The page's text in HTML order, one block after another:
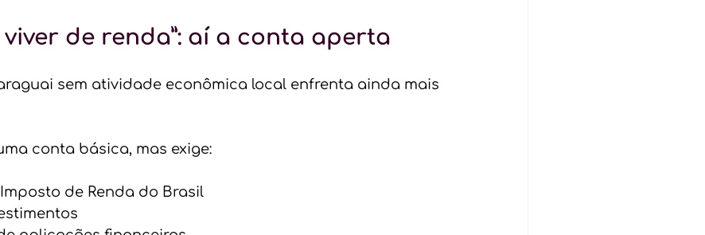
viver de renda”: aí a conta aperta
sem atividade econômica local enfrenta ainda mais
conta básica, mas exige:
de Renda do Brasil